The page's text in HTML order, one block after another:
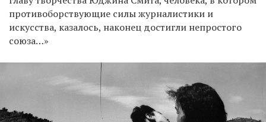
противоборствующие силы журналистики и
искусства, казалось, наконец достигли непростого
союза…»